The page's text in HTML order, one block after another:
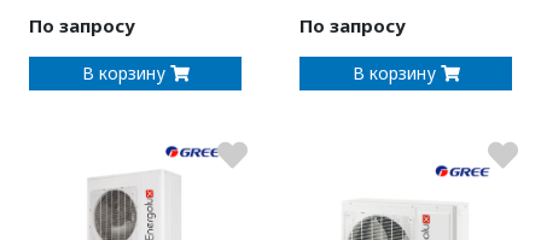
По запросу
В корзину
По запросу
В корзину